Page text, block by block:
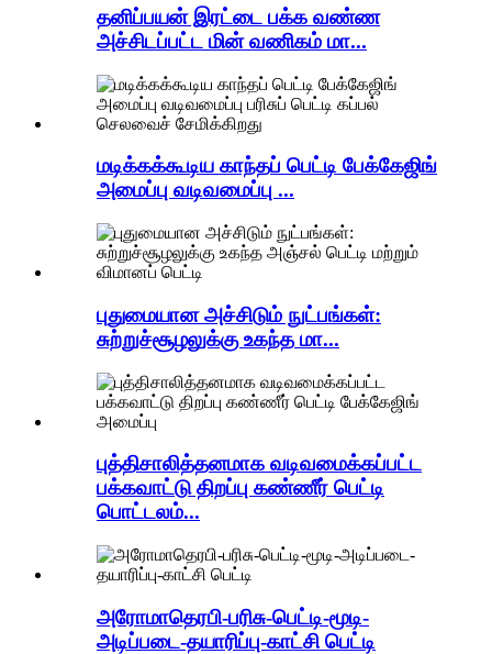
தனிப்பயன் இரட்டை பக்க வண்ண
அச்சிடப்பட்ட மின் வணிகம் மா...
மடிக்கக்கூடிய காந்தப் பெட்டி பேக்கேஜிங்
அமைப்பு வடிவமைப்பு ...
புதுமையான அச்சிடும் நுட்பங்கள்:
சுற்றுச்சூழலுக்கு உகந்த மா...
புத்திசாலித்தனமாக வடிவமைக்கப்பட்ட
பக்கவாட்டு திறப்பு கண்ணீர் பெட்டி
பொட்டலம்...
அரோமாதெரபி-பரிசு-பெட்டி-மூடி-
அடிப்படை-தயாரிப்பு-காட்சி பெட்டி